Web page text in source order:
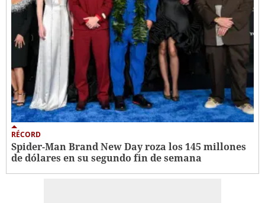
RÉCORD
Spider-Man Brand New Day roza los 145 millones
de dólares en su segundo fin de semana